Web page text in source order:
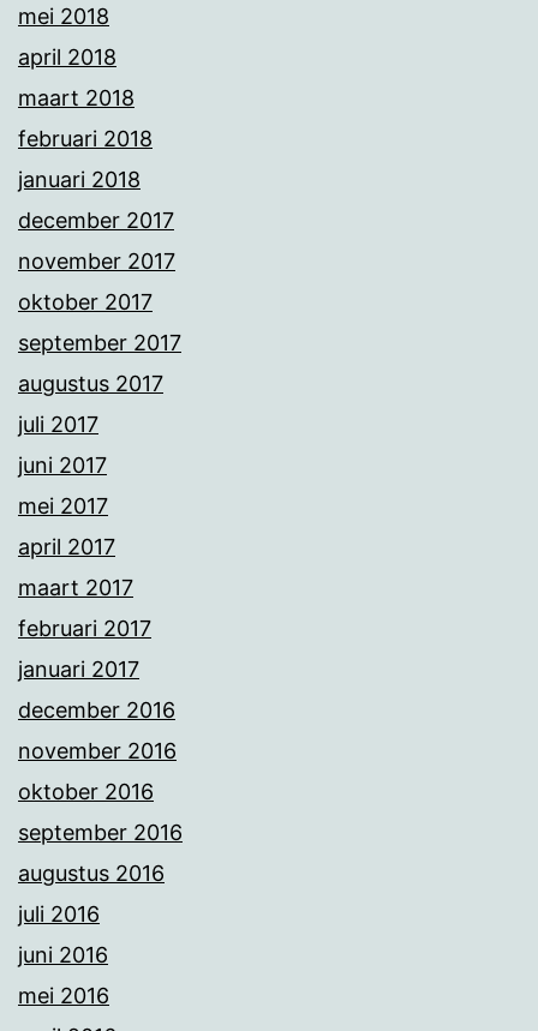
mei 2018
april 2018
maart 2018
februari 2018
januari 2018
december 2017
november 2017
oktober 2017
september 2017
augustus 2017
juli 2017
juni 2017
mei 2017
april 2017
maart 2017
februari 2017
januari 2017
december 2016
november 2016
oktober 2016
september 2016
augustus 2016
juli 2016
juni 2016
mei 2016